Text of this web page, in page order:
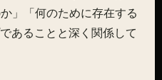
」「何のために存在する
あることと深く関係して